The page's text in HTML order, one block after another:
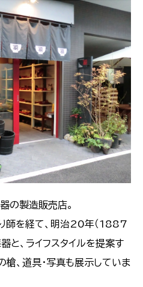
の製造販売店。
師を経て、明治20年（1887
と、ライフスタイルを提案す
、道具・写真も展示していま